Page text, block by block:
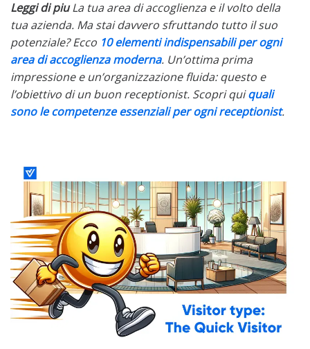
Leggi di piu La tua area di accoglienza e il volto della
tua azienda. Ma stai davvero sfruttando tutto il suo
potenziale? Ecco 10 elementi indispensabili per ogni
area di accoglienza moderna. Un’ottima prima
impressione e un’organizzazione fluida: questo e
l’obiettivo di un buon receptionist. Scopri qui quali
sono le competenze essenziali per ogni receptionist.